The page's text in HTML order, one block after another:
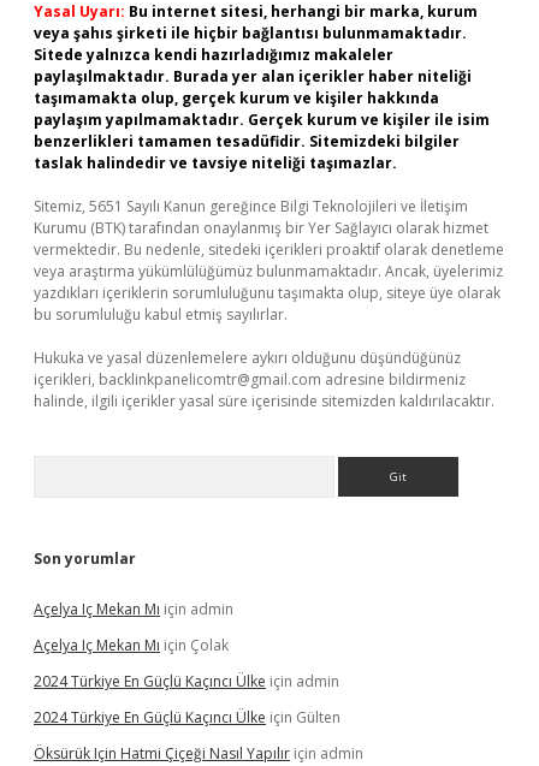
Yasal Uyarı: Bu internet sitesi, herhangi bir marka, kurum
veya şahıs şirketi ile hiçbir bağlantısı bulunmamaktadır.
Sitede yalnızca kendi hazırladığımız makaleler
paylaşılmaktadır. Burada yer alan içerikler haber niteliği
taşımamakta olup, gerçek kurum ve kişiler hakkında
paylaşım yapılmamaktadır. Gerçek kurum ve kişiler ile isim
benzerlikleri tamamen tesadüfidir. Sitemizdeki bilgiler
taslak halindedir ve tavsiye niteliği taşımazlar.
Sitemiz, 5651 Sayılı Kanun gereğince Bilgi Teknolojileri ve İletişim
Kurumu (BTK) tarafından onaylanmış bir Yer Sağlayıcı olarak hizmet
vermektedir. Bu nedenle, sitedeki içerikleri proaktif olarak denetleme
veya araştırma yükümlülüğümüz bulunmamaktadır. Ancak, üyelerimiz
yazdıkları içeriklerin sorumluluğunu taşımakta olup, siteye üye olarak
bu sorumluluğu kabul etmiş sayılırlar.
Hukuka ve yasal düzenlemelere aykırı olduğunu düşündüğünüz
içerikleri, backlinkpanelicomtr@gmail.com adresine bildirmeniz
halinde, ilgili içerikler yasal süre içerisinde sitemizden kaldırılacaktır.
Son yorumlar
Açelya Iç Mekan Mı için admin
Açelya Iç Mekan Mı için Çolak
2024 Türkiye En Güçlü Kaçıncı Ülke için admin
2024 Türkiye En Güçlü Kaçıncı Ülke için Gülten
Öksürük Için Hatmi Çiçeği Nasıl Yapılır için admin